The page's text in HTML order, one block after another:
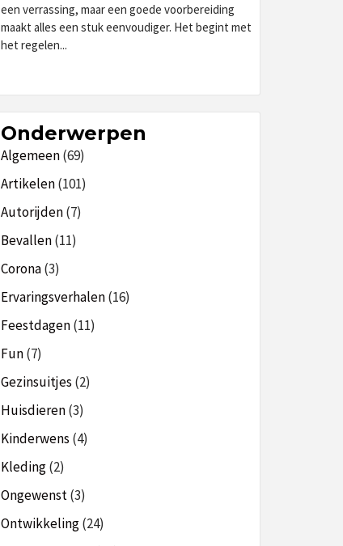
een verrassing, maar een goede voorbereiding
maakt alles een stuk eenvoudiger. Het begint met
het regelen...
Onderwerpen
Algemeen(69)
Artikelen(101)
Autorijden(7)
Bevallen(11)
Corona(3)
Ervaringsverhalen(16)
Feestdagen(11)
Fun(7)
Gezinsuitjes (2)
Huisdieren(3)
Kinderwens (4)
Kleding(2)
Ongewenst(3)
Ontwikkeling(24)